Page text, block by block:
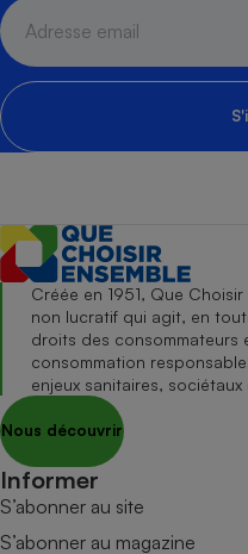
Créée en 1951, Que
non lucratif qui agit, en
droits des consommateurs
consommation
enjeux sanitaires,
Nous découvrir
Informer
S’abonner au site
S’abonner au magazine